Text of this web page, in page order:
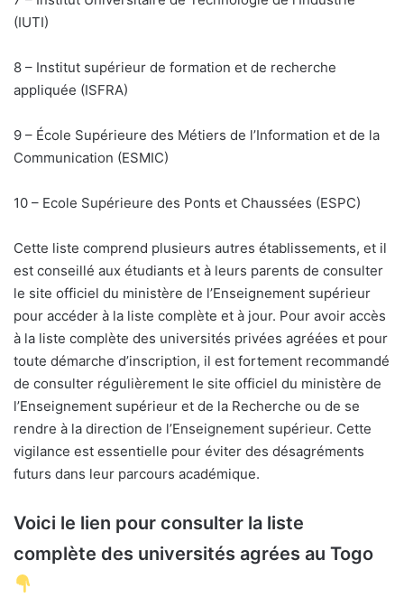
(IUTI)
8 – Institut supérieur de formation et de recherche
appliquée (ISFRA)
9 – École Supérieure des Métiers de l’Information et de la
Communication (ESMIC)
10 – Ecole Supérieure des Ponts et Chaussées (ESPC)
Cette liste comprend plusieurs autres établissements, et il
est conseillé aux étudiants et à leurs parents de consulter
le site officiel du ministère de l’Enseignement supérieur
pour accéder à la liste complète et à jour. Pour avoir accès
à la liste complète des universités privées agréées et pour
toute démarche d’inscription, il est fortement recommandé
de consulter régulièrement le site officiel du ministère de
l’Enseignement supérieur et de la Recherche ou de se
rendre à la direction de l’Enseignement supérieur. Cette
vigilance est essentielle pour éviter des désagréments
futurs dans leur parcours académique.
Voici le lien pour consulter la liste
complète des universités agrées au Togo